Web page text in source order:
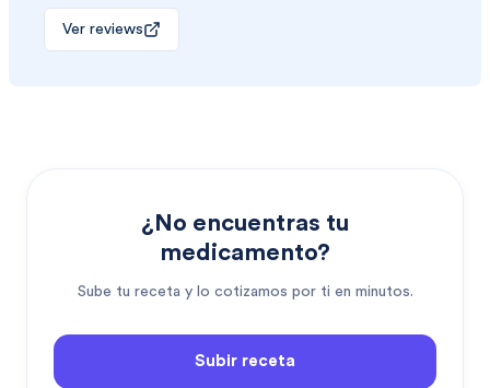
Ver reviews
¿No encuentras tu
medicamento?
Sube tu receta y lo cotizamos por ti en minutos.
Subir receta